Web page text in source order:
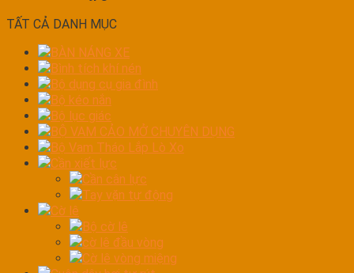
TẤT CẢ DANH MỤC
BÀN NÁNG XE
Bình tích khí nén
Bộ dụng cụ gia đình
Bộ kéo nắn
Bộ lục giác
BỘ VAM CẢO MỞ CHUYÊN DỤNG
Bộ Vam Tháo Lắp Lò Xo
Cần xiết lực
Cần cân lực
Tay vặn tự động
Cờ lê
Bộ cờ lê
cờ lê đầu vòng
Cờ lê vòng miệng